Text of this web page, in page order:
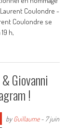
Coulondre -
Coulondre se
h,
Giovanni
!
byGuillaume- 7 juin